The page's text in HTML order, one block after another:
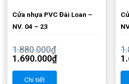
Cửa nhựa PVC Đài Loan –
NV. 04 – 23
1.880.000₫
1.690.000₫
Chi tiết